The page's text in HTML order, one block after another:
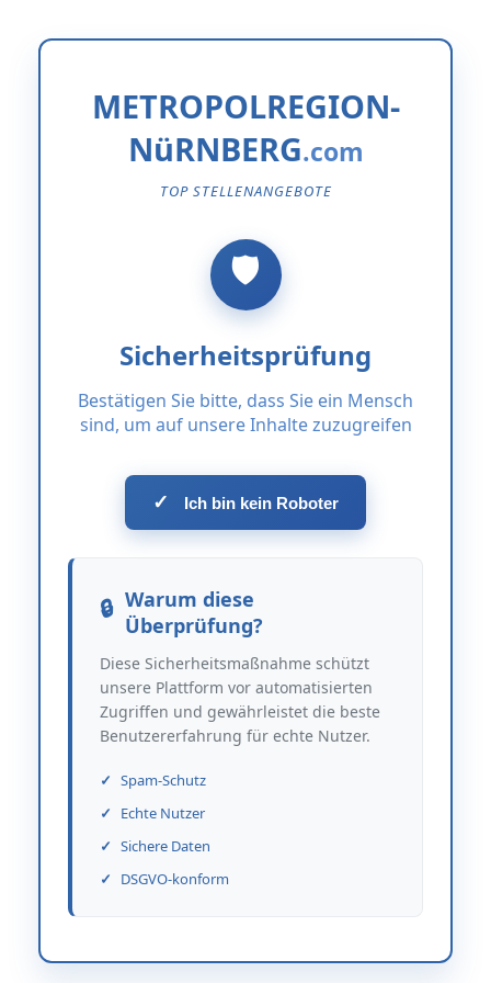
METROPOLREGION-
NüRNBERG
TOP STELLENANGEBOTE
Sicherheitsprüfung
Bestätigen Sie bitte, dass Sie ein Mensch
sind, um auf unsere Inhalte zuzugreifen
✓ Ich bin kein Roboter
Warum diese
Überprüfung?
Diese Sicherheitsmaßnahme schützt
unsere Plattform vor automatisierten
Zugriffen und gewährleistet die beste
Benutzererfahrung für echte Nutzer.
Spam-Schutz
Echte Nutzer
Sichere Daten
DSGVO-konform